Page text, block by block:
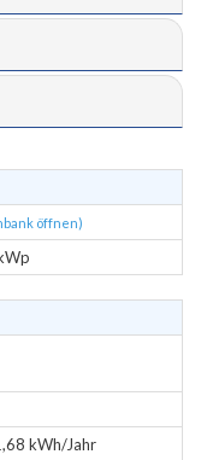
öffnen)
kWh/Jahr